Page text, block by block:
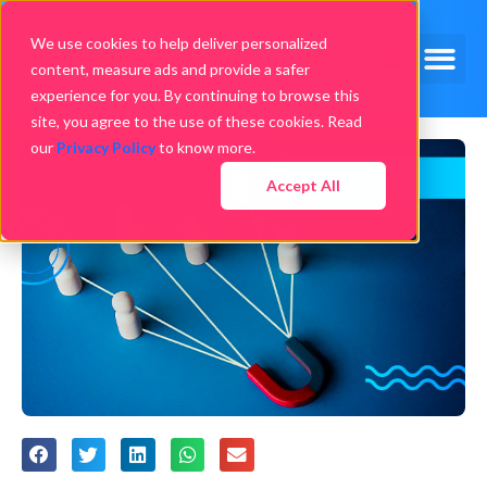
We use cookies to help deliver personalized
content, measure ads and provide a safer
experience for you. By continuing to browse this
site, you agree to the use of these cookies. Read
our Privacy Policyto know more.
Accept All